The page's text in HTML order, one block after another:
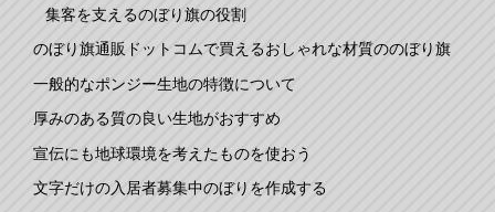
集客を支えるのぼり旗の役割
のぼり旗通販ドットコムで買えるおしゃれな材質ののぼり旗
一般的なポンジー生地の特徴について
厚みのある質の良い生地がおすすめ
宣伝にも地球環境を考えたものを使おう
文字だけの入居者募集中のぼりを作成する